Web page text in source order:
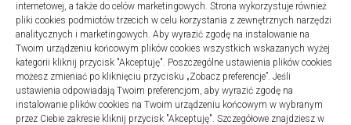
internetowej, a także do celów marketingowych. Strona wykorzystuje również
pliki cookies podmiotów trzecich w celu korzystania z zewnętrznych narzędzi
analitycznych i marketingowych. Aby wyrazić zgodę na instalowanie na
Twoim urządzeniu końcowym plików cookies wszystkich wskazanych wyżej
kategorii kliknij przycisk "Akceptuję". Poszczególne ustawienia plików cookies
możesz zmieniać po kliknięciu przycisku „Zobacz preferencje”. Jeśli
ustawienia odpowiadają Twoim preferencjom, aby wyrazić zgodę na
instalowanie plików cookies na Twoim urządzeniu końcowym w wybranym
przez Ciebie zakresie kliknij przycisk "Akceptuję". Szczegółowe znajdziesz w
Turystyka
Jak wybrać dobrą firmę do instalacji
sanitarnych w szpitalach
20 lipca 2025